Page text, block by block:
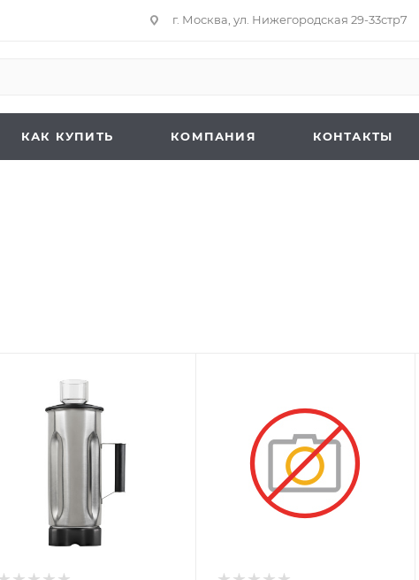
г. Москва, ул. Нижегородская 29-33стр7
КАК КУПИТЬ КОМПАНИЯ КОНТАКТЫ